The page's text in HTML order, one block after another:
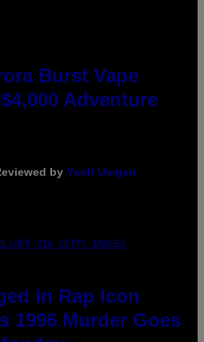
Burst Vape
Adventure
by Ysolt Usigan
AFP VIA GETTY IMAGES
in Rap Icon
1996 Murder Goes